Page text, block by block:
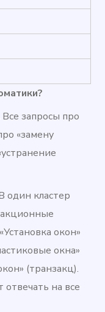
Все запросы про
«замену
один кластер
окон»
окна»
(транзакц).
на все